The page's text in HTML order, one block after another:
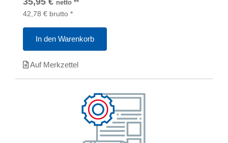
netto **
42,78 € brutto *
In den Warenkorb
Auf Merkzettel